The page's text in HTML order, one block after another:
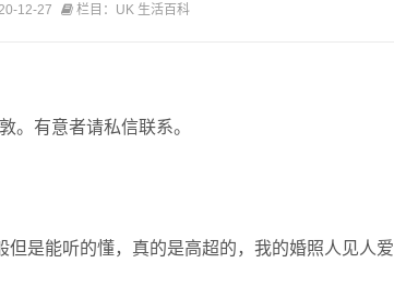
12-27 栏目：UK 生活百科
。有意者请私信联系。
是能听的懂，真的是高超的，我的婚照人见人爱